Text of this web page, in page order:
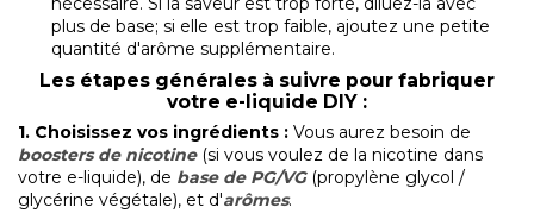
plus de base; si elle est trop faible, ajoutez une petite
quantité d'arôme supplémentaire.
Les étapes générales à suivre pour fabriquer
votre e-liquide DIY :
1. Choisissez vos ingrédients : Vous aurez besoin de
boosters de nicotine(si vous voulez de la nicotine dans
votre e-liquide), de base de PG/VG(propylène glycol /
glycérine végétale), et d'arômes.